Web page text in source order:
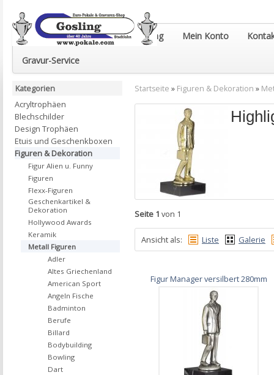
Euro-Pokale & Gravur-Shop Gosling Mein Konto
Gravur-Service
Startseite » Figuren & Dekoration »
Seite 1 von 1
Ansicht als: Liste Galerie
Figur Manager versilbert 280mm
Kategorien
Acryltrophäen
Blechschilder
Design Trophäen
Etuis und Geschenkboxen
Figuren & Dekoration
Figur Alien u. Funny
Figuren
Flexx-Figuren
Geschenkartikel &
Dekoration
Hollywood Awards
Keramik
Metall Figuren
Adler
Altes Griechenland
American Sport
Angeln Fische
Badminton
Berufe
Billard
Bodybuilding
Bowling
Dart